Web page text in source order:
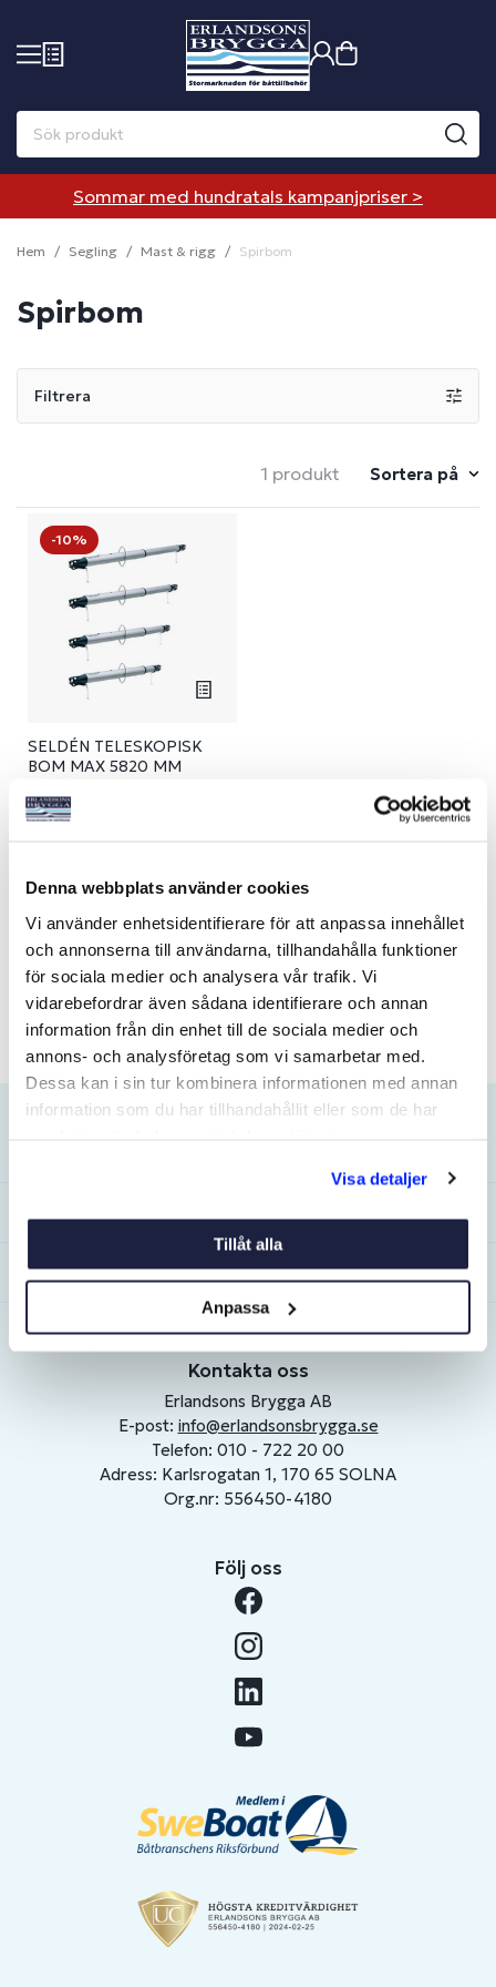
Denna webbplats använder cookies
Vi använder enhetsidentifierare för att anpassa innehållet
och annonserna till användarna, tillhandahålla funktioner
för sociala medier och analysera vår trafik. Vi
vidarebefordrar även sådana identifierare och annan
information från din enhet till de sociala medier och
annons- och analysföretag som vi samarbetar med.
Dessa kan i sin tur kombinera informationen med annan
information som du har tillhandahållit eller som de har
Visa detaljer
Tillåt alla
Anpassa
Sommar med hundratals kampanjpriser >
Hem Segling Mast & rigg Spirbom
Spirbom
Filtrera
1 produkt Sortera på
-10%
SELDÉN TELESKOPISK
BOM MAX 5820 MM
11 705 kr
Köp
Mitt konto
Om Erlandsons
Kontakta oss
Erlandsons Brygga AB
E-post: info@erlandsonsbrygga.se
Telefon: 010 - 722 20 00
Adress: Karlsrogatan 1, 170 65 SOLNA
Org.nr: 556450-4180
Följ oss